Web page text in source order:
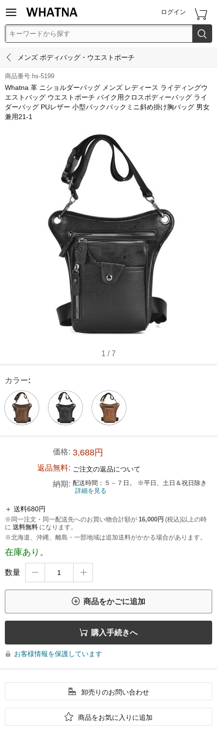
 ログイン 

 メンズ ボディバッグ・ウエストポーチ
商品番号:hs-5199
Whatna 革 ニショルダーバッグ メンズ レディース ライディングウ
エストバッグ ウエストポーチ バイク用クロスボディーバッグ ライ
ダーバッグ PUレザー 小型バックパックミニ斜め掛け胸バッグ 男女
兼用21-1
1 /7
カラー:
価格: 3,688円
返品無料: ご注文の返品について
納期: 配送時間：５－７日。 ※平日、土日＆祝日除き
詳細を見る
＋ 送料680円
※同一注文・同一配送先へのお買い物合計額が 16,000円 (税込)以上の時
に 送料無料 になります。
※北海道、沖縄、離島・一部地域は追加送料がかかる場合があります。
在庫あり。
数量  
 商品をかごに追加
 購入手続きへ
 お客様情報を保護しています
 卸売りのお問い合わせ
 商品をお気に入りに追加